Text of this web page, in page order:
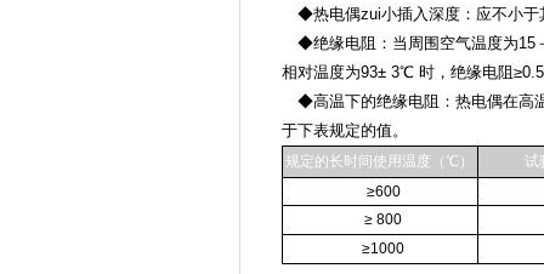
◆热电偶zui小插入深度：应不小于
◆绝缘电阻：当周围空气温度为15
相对温度为93± 3℃ 时，绝缘电阻
◆高温下的绝缘电阻：热电偶在高
于下表规定的值。
规定的长时间使用温度（℃）
试
≥600
≥ 800
≥1000